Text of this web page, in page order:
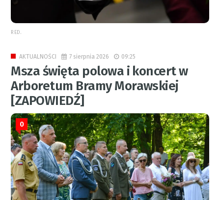
RED.
AKTUALNOŚCI 7 sierpnia 2026 09:25
Msza święta polowa i koncert w
Arboretum Bramy Morawskiej
[ZAPOWIEDŹ]
0